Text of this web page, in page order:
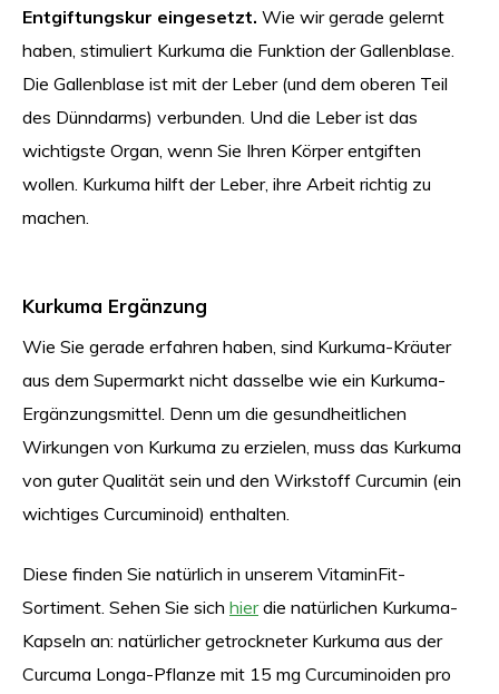
Entgiftungskur eingesetzt. Wie wir gerade gelernt
haben, stimuliert Kurkuma die Funktion der Gallenblase.
Die Gallenblase ist mit der Leber (und dem oberen Teil
des Dünndarms) verbunden. Und die Leber ist das
wichtigste Organ, wenn Sie Ihren Körper entgiften
wollen. Kurkuma hilft der Leber, ihre Arbeit richtig zu
machen.
Kurkuma Ergänzung
Wie Sie gerade erfahren haben, sind Kurkuma-Kräuter
aus dem Supermarkt nicht dasselbe wie ein Kurkuma-
Ergänzungsmittel. Denn um die gesundheitlichen
Wirkungen von Kurkuma zu erzielen, muss das Kurkuma
von guter Qualität sein und den Wirkstoff Curcumin (ein
wichtiges Curcuminoid) enthalten.
Diese finden Sie natürlich in unserem VitaminFit-
Sortiment. Sehen Sie sich hierdie natürlichen Kurkuma-
Kapseln an: natürlicher getrockneter Kurkuma aus der
Curcuma Longa-Pflanze mit 15 mg Curcuminoiden pro